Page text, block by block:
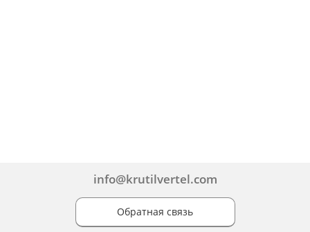
info@krutilvertel.com
Обратная связь